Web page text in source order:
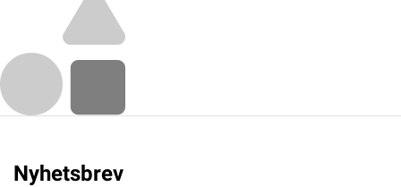
Nyhetsbrev